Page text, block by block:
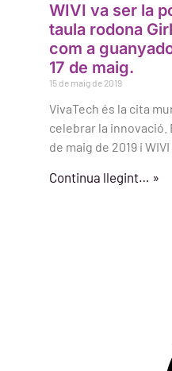
WIVI va ser la
taula rodona
com a
17 de maig.
15 de maig de 2019
VivaTech és la cita
celebrar la innovació.
de maig de 2019 i WIVI
Continua llegint… »